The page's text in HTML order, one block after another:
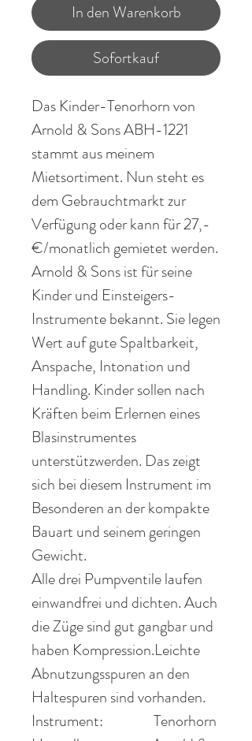
In den Warenkorb
Sofortkauf
Das Kinder-Tenorhorn von
Arnold & Sons ABH-1221
stammt aus meinem
Mietsortiment. Nun steht es
dem Gebrauchtmarkt zur
Verfügung oder kann für 27,-
€/monatlich gemietet werden.
Arnold & Sons ist für seine
Kinder und Einsteigers-
Instrumente bekannt. Sie legen
Wert auf gute Spaltbarkeit,
Anspache, Intonation und
Handling. Kinder sollen nach
Kräften beim Erlernen eines
Blasinstrumentes
unterstützwerden. Das zeigt
sich bei diesem Instrument im
Besonderen an der kompakte
Bauart und seinem geringen
Gewicht.
Alle drei Pumpventile laufen
einwandfrei und dichten. Auch
die Züge sind gut gangbar und
haben Kompression.Leichte
Abnutzungsspuren an den
Haltespuren sind vorhanden.
Instrument: Tenorhorn